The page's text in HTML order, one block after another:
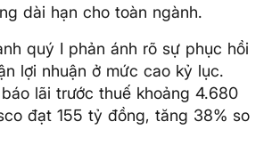
dài hạn cho toàn ngành.
quý I phản ánh rõ sự phục hồi
lợi nhuận ở mức cao kỷ lục.
lãi trước thuế khoảng 4.680
đạt 155 tỷ đồng, tăng 38% so